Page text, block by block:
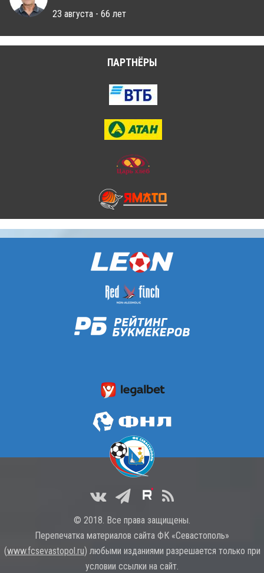
23 августа - 66 лет
ПАРТНЁРЫ
© 2018. Все права защищены.
Перепечатка материалов сайта ФК «Севастополь»
(www.fcsevastopol.ru) любыми изданиями разрешается только при
условии ссылки на сайт.